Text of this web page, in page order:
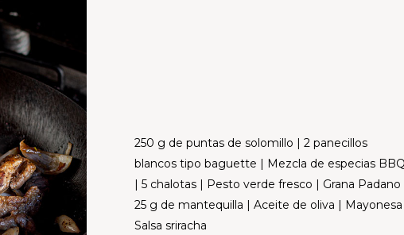
250 g de puntas de solomillo | 2 panecillos
blancos tipo baguette | Mezcla de especias
| 5 chalotas | Pesto verde fresco | Grana Padano
25 g de mantequilla | Aceite de oliva |
Salsa sriracha